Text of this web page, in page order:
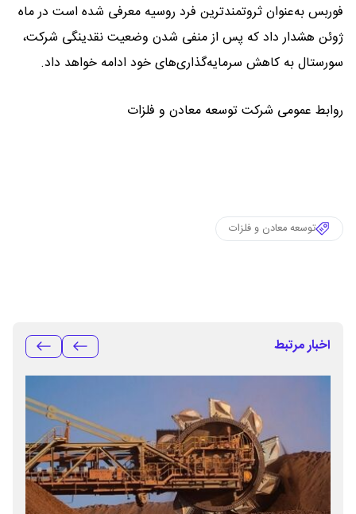
فوربس به‌عنوان ثروتمندترین فرد روسیه معرفی شده است در ماه
ژوئن هشدار داد که پس از منفی شدن وضعیت نقدینگی شرکت،
سورستال به کاهش سرمایه‌گذاری‌های خود ادامه خواهد داد.
روابط عمومی شرکت توسعه معادن و فلزات
توسعه معادن و فلزات
اخبار مرتبط